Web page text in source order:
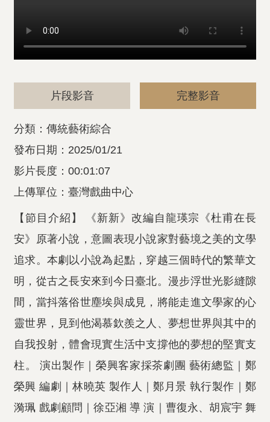
片段影音 完整影音
分類：傳統藝術綜合
發布日期：2025/01/21
影片長度：00:01:07
上傳單位：臺灣戲曲中心
【節目介紹】 《新新》改編自龍瑛宗《杜甫在長
安》原著小說，意圖表現小說家對藝境之美的文學
追求。本劇以小說為起點，穿越三個時代的繁華文
明，從古之長安來到今日臺北。漫步浮世光影縫隙
間，當抖落俗世塵埃與成見，將能走進文學家的心
靈世界，見到他渴慕欽羨之人、夢想世界與其中的
自我投射，體會現實生活中支撐他的夢想的堅實支
柱。 演出製作｜榮興客家採茶劇團 藝術總監｜鄭
榮興 編劇｜林曉英 製作人｜鄭月景 執行製作｜鄭
漪珮 戲劇顧問｜徐亞湘 導 演｜曹復永、胡宸宇 舞